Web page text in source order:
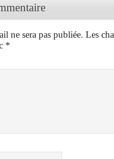
ne sera pas publiée. Les
*